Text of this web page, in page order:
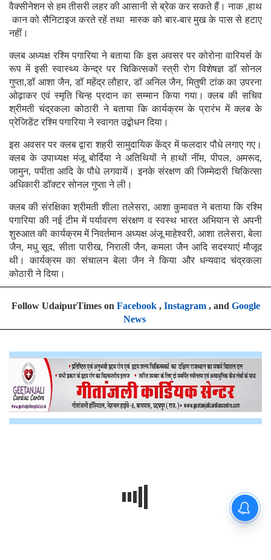
वैक्सीनेशन से हम तीसरी लहर की आसानी से ब्रेक कर सकते हैं। नाक ,हाथ
कान को सैनिटाइज करते रहें तथा मास्क को बार-बार मुख के पास से हटाए
नहीं।
क्लब अध्यक्ष रश्मि पगारिया ने बताया कि इस अवसर पर कोरोना वारियर्स के
रूप में इसी स्वास्थ्य केन्द्र पर चिकित्सकों स्त्री रोग विशेषज्ञ डॉ सोनल
गुप्ता,डॉ आशा जैन, डॉ महेंद्र लौहार, डॉ अनिल जैन, मितुषी टांक का उपरना
ओढ़ाकर एवं स्मृति चिन्ह प्रदान का सम्मान किया गया। क्लब की सचिव
श्रीमती चंद्रकला कोठारी ने बताया कि कार्यक्रम के प्रारंभ में क्लब के
प्रेजिडेंट रश्मि पगारिया ने स्वागत उद्बोधन दिया।
इस अवसर पर क्लब द्वारा शहरी सामुदायिक केंद्र में फलदार पौधे लगाए गए।
क्लब के उपाध्यक्ष मंजू बोर्दिया ने अतिथियों ने हाथों नींम, पीपल, अमरूद,
जामुन, पपीता आदि के पौधे लगवायें। इनके संरक्षण की जिम्मेदारी चिकित्सा
अधिकारी डॉक्टर सोनल गुप्ता ने ली।
क्लब की संरक्षिका श्रीमती शीला तलेसरा, आशा कुमावत ने बताया कि रश्मि
पगारिया की नई टीम में पर्यावरण संरक्षण व स्वस्थ भारत अभियान से अपनी
शुरुआत की कार्यक्रम में निवर्तमान अध्यक्ष अंजू माहेश्वरी, आशा तलेसरा, बेला
जैन, मधु सूद, सीता पारीख, निराली जैन, कमला जैन आदि सदस्याएं मौजूद
थी। कार्यक्रम का संचालन बेला जैन ने किया और धन्यवाद चंद्रकला
कोठारी ने दिया।
Follow UdaipurTimes on Facebook, Instagram, and Google
News